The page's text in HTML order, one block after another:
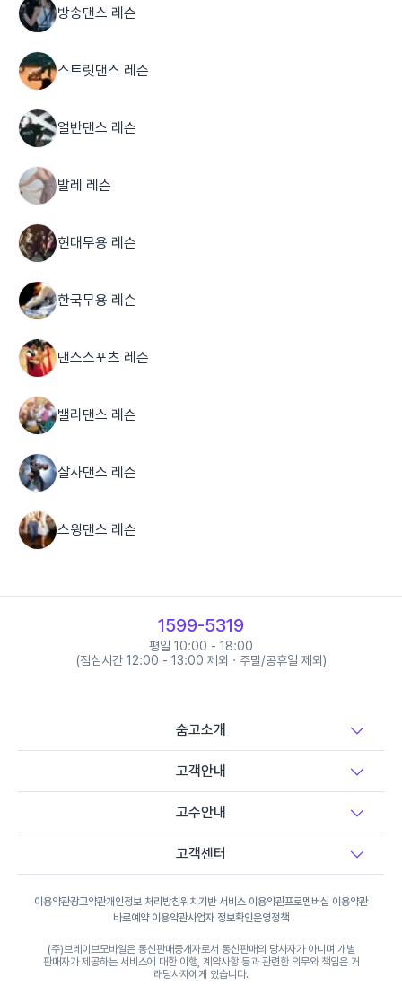
방송댄스 레슨
스트릿댄스 레슨
얼반댄스 레슨
발레 레슨
현대무용 레슨
한국무용 레슨
댄스스포츠 레슨
밸리댄스 레슨
살사댄스 레슨
스윙댄스 레슨
플라멩코댄스 레슨
1599-5319
평일 10:00 - 18:00
(점심시간 12:00 - 13:00 제외 · 주말/공휴일 제외)
숨고소개
고객안내
고수안내
고객센터
이용약관광고약관개인정보 처리방침위치기반 서비스 이용약관프로멤버십 이용약관
바로예약 이용약관사업자 정보확인운영정책
(주)브레이브모바일은 통신판매중개자로서 통신판매의 당사자가 아니며 개별
판매자가 제공하는 서비스에 대한 이행, 계약사항 등과 관련한 의무와 책임은 거
래당사자에게 있습니다.